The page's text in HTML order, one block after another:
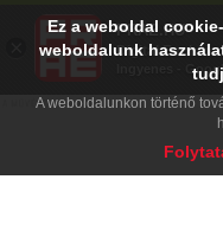
Ez a weboldal
weboldalunk
A weboldalunkon történő
PRAE.HU
Digital
Ingyenes -